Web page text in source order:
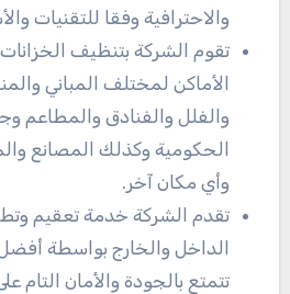
والاحترافية وفقا للتقنيات
تقوم الشركة بتنظيف
الأماكن لمختلف المباني
والفلل والفنادق والمطاعم
الحكومية وكذلك المصانع
وأي مكان آخر.
تقدم الشركة خدمة تعقيم
الداخل والخارج بواسطة
تتمتع بالجودة والأمان التام